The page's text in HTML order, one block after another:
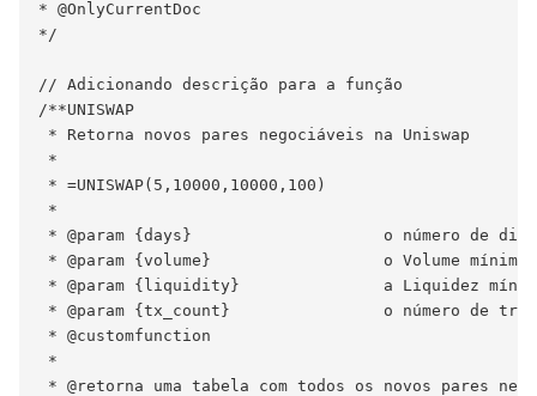
* @OnlyCurrentDoc
*/
// Adicionando descrição para a função
/**UNISWAP
* Retorna novos pares negociáveis na Uniswap
*
* =UNISWAP(5,10000,10000,100)
*
* @param {days}                    o número de dias
* @param {volume}                  o Volume
* @param {liquidity}               a Liquidez
* @param {tx_count}                o número de
* @customfunction
*
* @retorna uma tabela com todos os novos pares